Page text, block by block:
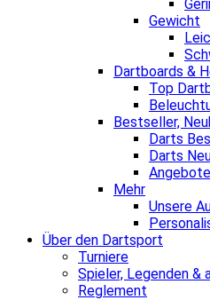
Gewicht
Dartboards &
Top
Bestseller,
Darts
Darts
Mehr
Unsere
Über den Dartsport
Turniere
Spieler, Legenden &
Reglement